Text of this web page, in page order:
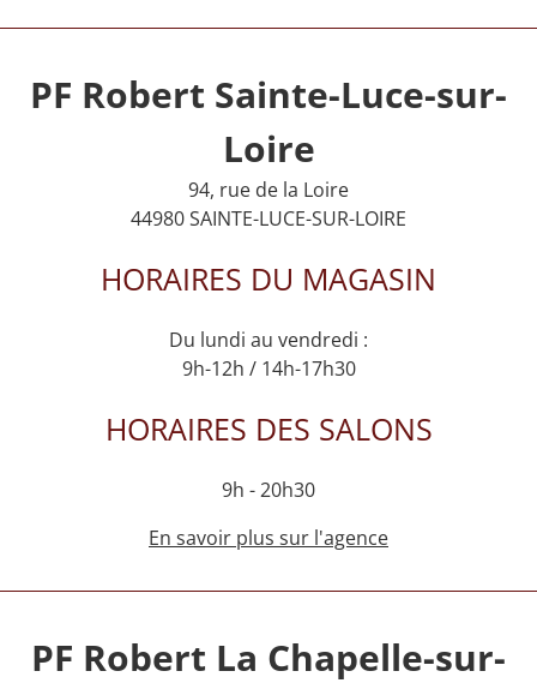
PF Robert Sainte-Luce-sur-
Loire
94, rue de la Loire
44980 SAINTE-LUCE-SUR-LOIRE
HORAIRES DU MAGASIN
Du lundi au vendredi :
9h-12h / 14h-17h30
HORAIRES DES SALONS
9h - 20h30
En savoir plus sur l'agence
PF Robert La Chapelle-sur-